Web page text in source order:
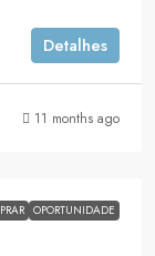
Detalhes
11 months ago
OPORTUNIDADE